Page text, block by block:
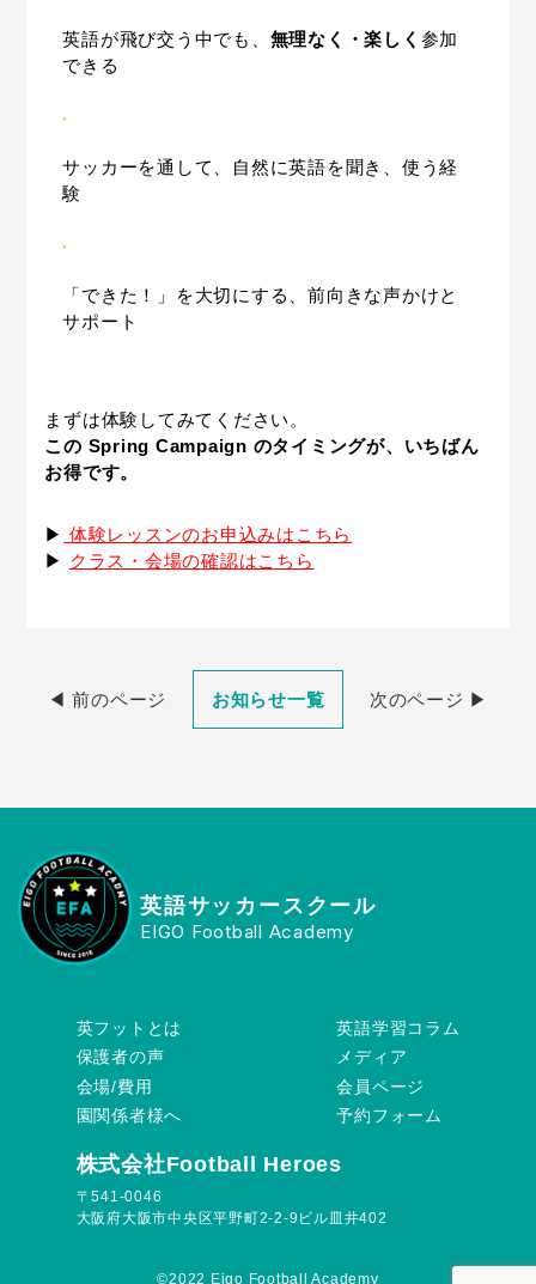
英語が飛び交う中でも、 無理なく・楽しく 参加
できる
サッカーを通して、自然に英語を聞き、使う経
験
「できた！」を大切にする、前向きな声かけと
サポート
まずは体験してみてください。
この Spring Campaign のタイミングが、いちばん
お得です。
▶︎ 体験レッスンのお申込みはこちら
▶︎ クラス・会場の確認はこちら
◀︎ 前のページ お知らせ一覧 次のページ ▶︎
英語サッカースクール
EIGO Football Academy
英フットとは
保護者の声
会場/費用
園関係者様へ
英語学習コラム
メディア
会員ページ
予約フォーム
株式会社Football Heroes
〒541-0046
大阪府大阪市中央区平野町2-2-9ビル皿井402
©︎2022 Eigo Football Academy